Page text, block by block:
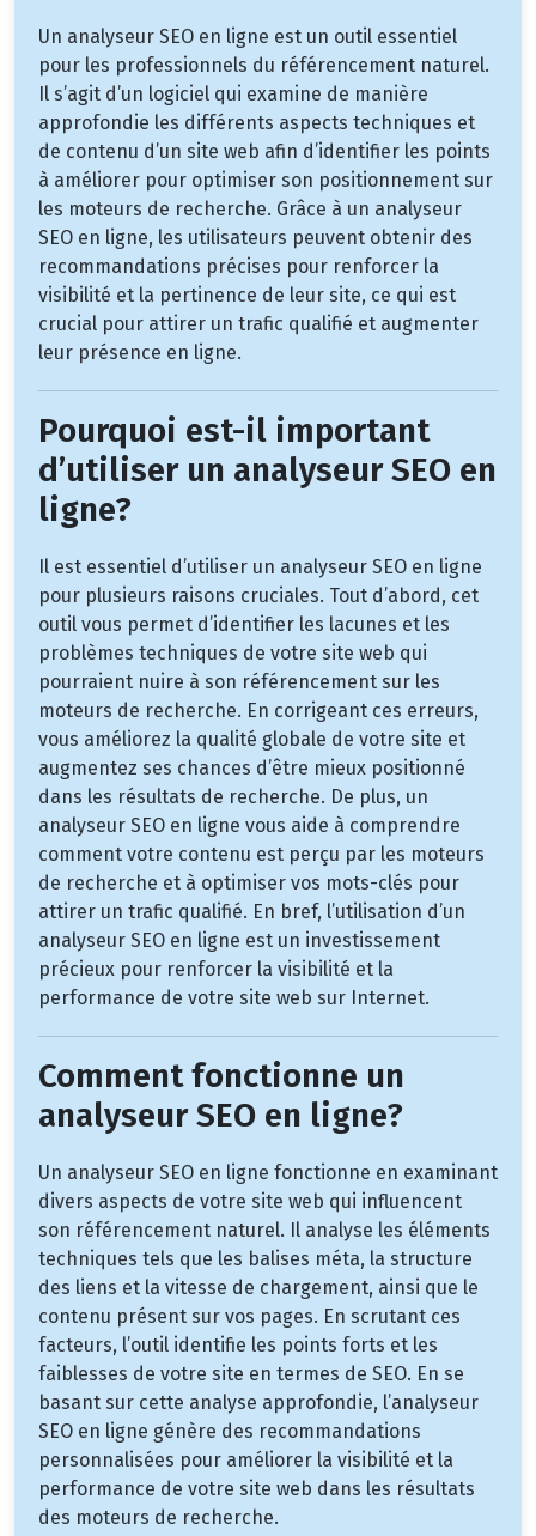
Un analyseur SEO en ligne est un outil essentiel
pour les professionnels du référencement naturel.
Il s’agit d’un logiciel qui examine de manière
approfondie les différents aspects techniques et
de contenu d’un site web afin d’identifier les points
à améliorer pour optimiser son positionnement sur
les moteurs de recherche. Grâce à un analyseur
SEO en ligne, les utilisateurs peuvent obtenir des
recommandations précises pour renforcer la
visibilité et la pertinence de leur site, ce qui est
crucial pour attirer un trafic qualifié et augmenter
leur présence en ligne.
Pourquoi est-il important
d’utiliser un analyseur SEO en
ligne?
Il est essentiel d’utiliser un analyseur SEO en ligne
pour plusieurs raisons cruciales. Tout d’abord, cet
outil vous permet d’identifier les lacunes et les
problèmes techniques de votre site web qui
pourraient nuire à son référencement sur les
moteurs de recherche. En corrigeant ces erreurs,
vous améliorez la qualité globale de votre site et
augmentez ses chances d’être mieux positionné
dans les résultats de recherche. De plus, un
analyseur SEO en ligne vous aide à comprendre
comment votre contenu est perçu par les moteurs
de recherche et à optimiser vos mots-clés pour
attirer un trafic qualifié. En bref, l’utilisation d’un
analyseur SEO en ligne est un investissement
précieux pour renforcer la visibilité et la
performance de votre site web sur Internet.
Comment fonctionne un
analyseur SEO en ligne?
Un analyseur SEO en ligne fonctionne en examinant
divers aspects de votre site web qui influencent
son référencement naturel. Il analyse les éléments
techniques tels que les balises méta, la structure
des liens et la vitesse de chargement, ainsi que le
contenu présent sur vos pages. En scrutant ces
facteurs, l’outil identifie les points forts et les
faiblesses de votre site en termes de SEO. En se
basant sur cette analyse approfondie, l’analyseur
SEO en ligne génère des recommandations
personnalisées pour améliorer la visibilité et la
performance de votre site web dans les résultats
des moteurs de recherche.